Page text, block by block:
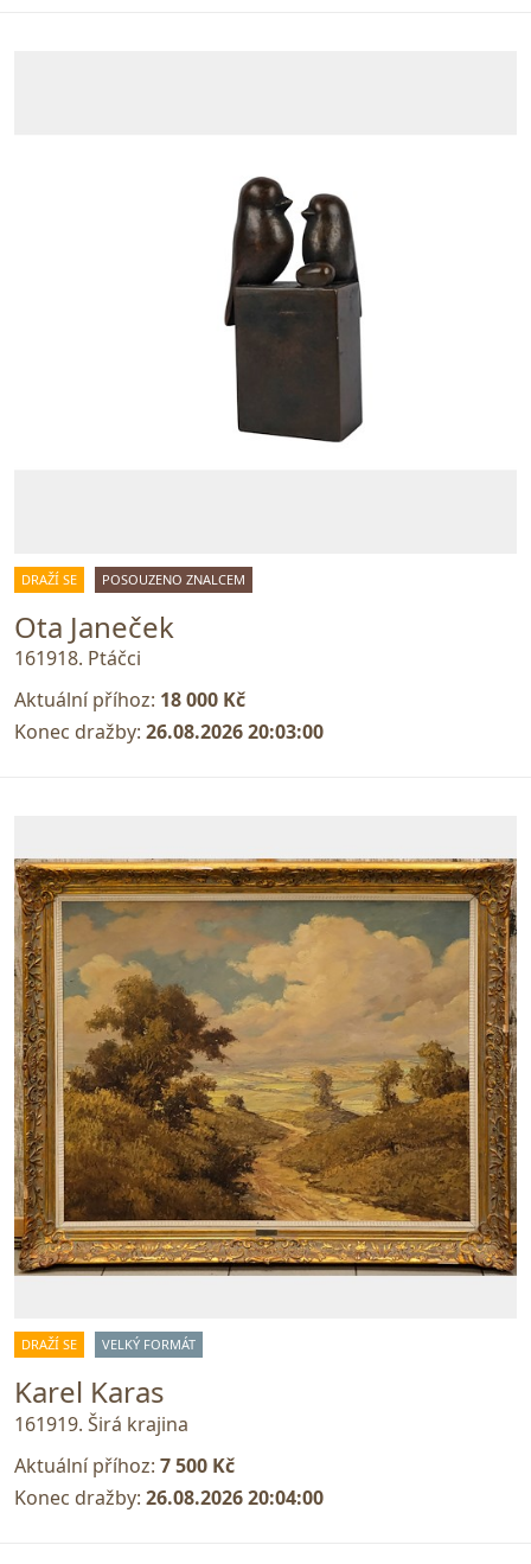
DRAŽÍ SE POSOUZENO ZNALCEM
Ota Janeček
161918. Ptáčci
Aktuální příhoz: 18 000 Kč
Konec dražby: 26.08.2026 20:03:00
DRAŽÍ SE VELKÝ FORMÁT
Karel Karas
161919. Širá krajina
Aktuální příhoz: 7 500 Kč
Konec dražby: 26.08.2026 20:04:00